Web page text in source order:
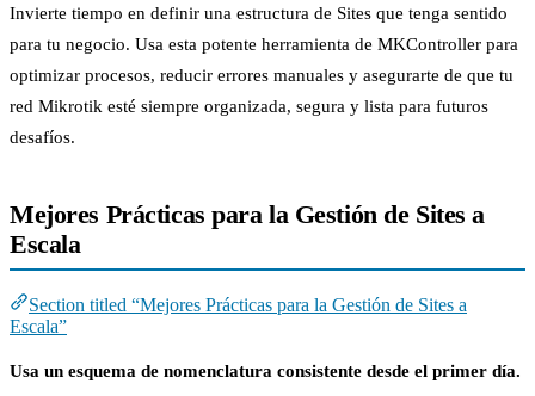
Invierte tiempo en definir una estructura de Sites que tenga sentido
para tu negocio. Usa esta potente herramienta de MKController para
optimizar procesos, reducir errores manuales y asegurarte de que tu
red Mikrotik esté siempre organizada, segura y lista para futuros
desafíos.
Mejores Prácticas para la Gestión de Sites a
Escala
Section titled “Mejores Prácticas para la Gestión de Sites a
Escala”
Usa un esquema de nomenclatura consistente desde el primer día.